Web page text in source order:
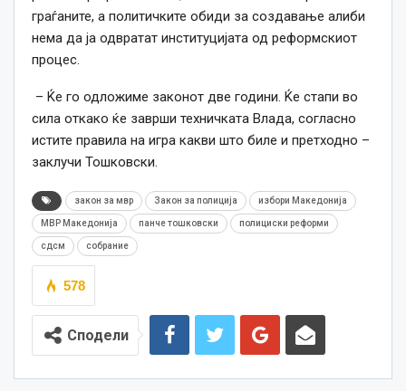
граѓаните, а политичките обиди за создавање алиби
нема да ја одвратат институцијата од реформскиот
процес.
– Ќе го одложиме законот две години. Ќе стапи во
сила откако ќе заврши техничката Влада, согласно
истите правила на игра какви што биле и претходно –
заклучи Тошковски.
закон за мвр Закон за полиција избори Македонија
МВР Македонија панче тошковски полициски реформи
сдсм собрание
578
Сподели